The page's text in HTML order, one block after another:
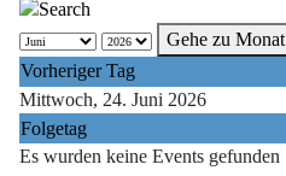
Gehe zu Monat
Vorheriger Tag
Mittwoch, 24. Juni 2026
Folgetag
Es wurden keine Events gefunden